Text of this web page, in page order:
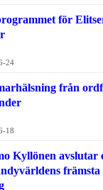
för
24
från
18
Kyllönen avslutar